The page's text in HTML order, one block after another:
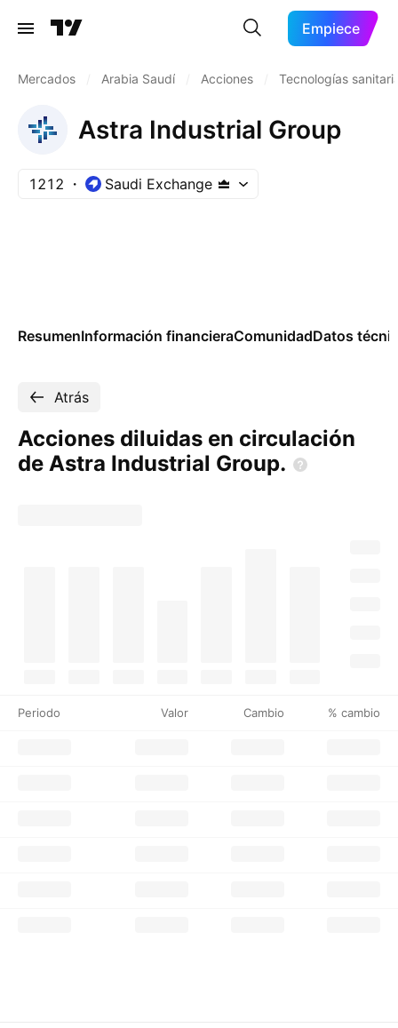
Empiece
Mercados Arabia Saudí Acciones Tecnologías
Astra Industrial Group
1212 Saudi Exchange
ResumenInformación financieraComunidadDatos
Atrás
Acciones diluidas en circulación
de Astra Industrial Group.
Periodo Valor Cambio % cambio